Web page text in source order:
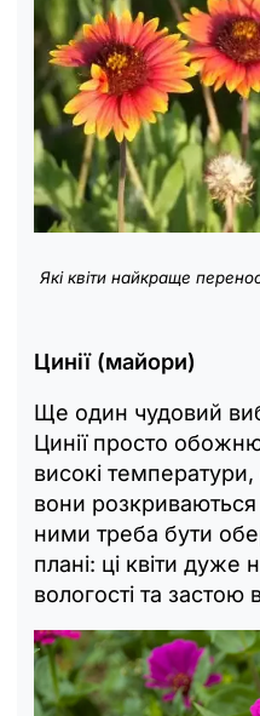
Які квіти найкраще
Цинії (майори)
Ще один чудовий
Цинії просто
високі
вони
ними треба бути
плані: ці квіти дуже
вологості та застою